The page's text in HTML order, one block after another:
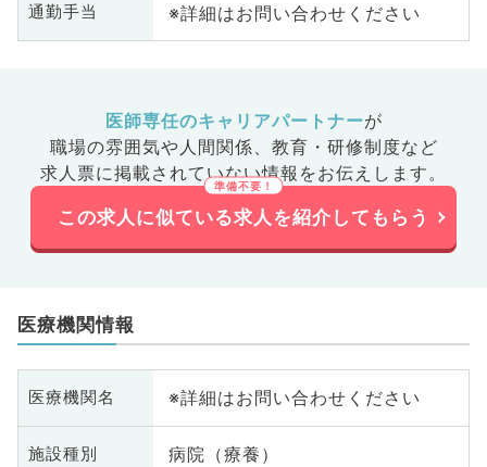
通勤手当 ※詳細はお問い合わせください
医師専任のキャリアパートナーが
職場の雰囲気や人間関係、 教育・研修制度など
求人票に掲載されていない情報をお伝えします。
この求人に似ている求人を紹介してもらう
医療機関情報
医療機関名 ※詳細はお問い合わせください
施設種別 病院（療養）